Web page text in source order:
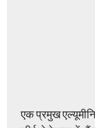
एक प्रमुख